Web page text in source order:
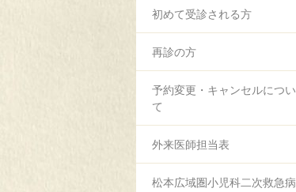
初めて受診される方
再診の方
予約変更・キャンセルについ
て
外来医師担当表
松本広域圏小児科二次救急病